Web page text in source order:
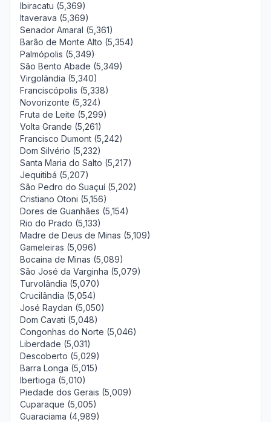
Ibiracatu (5,369)
Itaverava (5,369)
Senador Amaral (5,361)
Barão de Monte Alto (5,354)
Palmópolis (5,349)
São Bento Abade (5,349)
Virgolândia (5,340)
Franciscópolis (5,338)
Novorizonte (5,324)
Fruta de Leite (5,299)
Volta Grande (5,261)
Francisco Dumont (5,242)
Dom Silvério (5,232)
Santa Maria do Salto (5,217)
Jequitibá (5,207)
São Pedro do Suaçuí (5,202)
Cristiano Otoni (5,156)
Dores de Guanhães (5,154)
Rio do Prado (5,133)
Madre de Deus de Minas (5,109)
Gameleiras (5,096)
Bocaina de Minas (5,089)
São José da Varginha (5,079)
Turvolândia (5,070)
Crucilândia (5,054)
José Raydan (5,050)
Dom Cavati (5,048)
Congonhas do Norte (5,046)
Liberdade (5,031)
Descoberto (5,029)
Barra Longa (5,015)
Ibertioga (5,010)
Piedade dos Gerais (5,009)
Cuparaque (5,005)
Guaraciama (4,989)